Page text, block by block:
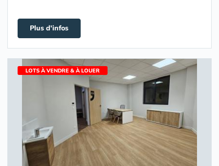
Plus d'infos
LOTS À VENDRE & À LOUER